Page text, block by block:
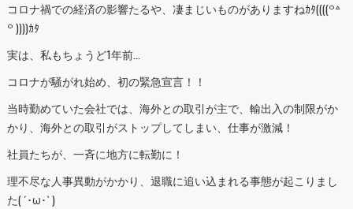
コロナ禍での経済の影響たるや、凄まじいものがありますねｶﾀ((((꒪꒫
꒪ ))))ｶﾀ
実は、私もちょうど1年前…
コロナが騒がれ始め、初の緊急宣言！！
当時勤めていた会社では、海外との取引が主で、輸出入の制限がか
かり、海外との取引がストップしてしまい、仕事が激減！
社員たちが、一斉に地方に転勤に！
理不尽な人事異動がかかり、退職に追い込まれる事態が起こりまし
た( ´･ω･` )